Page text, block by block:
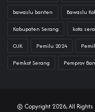
bawaslu banten Bawaslu
Kabupaten Serang kota
OJK Pemilu 2024
Pemkot Serang Pemprov
© Copyright 2026, All Rights